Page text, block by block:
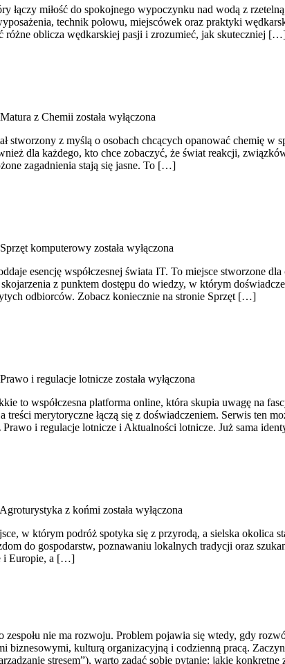
łączy miłość do spokojnego wypoczynku nad wodą z
technik połowu, miejscówek oraz praktyki
różne oblicza wędkarskiej pasji i zrozumieć, jak skuteczniej
Matura z Chemii została wyłączona
stworzony z myślą o osobach chcących opanować chemię
dla każdego, kto chce zobaczyć, że świat reakcji,
zagadnienia stają się jasne. To […]
Sprzęt komputerowy została wyłączona
esencję współczesnej świata IT. To miejsce stworzone
z punktem dostępu do wiedzy, w którym
odbiorców. Zobacz koniecznie na stronie Sprzęt […]
Prawo i regulacje lotnicze została wyłączona
to współczesna platforma online, która skupia uwagę na
merytoryczne łączą się z doświadczeniem. Serwis ten
i regulacje lotnicze i Aktualności lotnicze. Już sama
Agroturystyka z końmi została wyłączona
w którym podróż spotyka się z przyrodą, a sielska okolica
do gospodarstw, poznawaniu lokalnych tradycji oraz
i Europie, a […]
zespołu nie ma rozwoju. Problem pojawia się wtedy, gdy
biznesowymi, kulturą organizacyjną i codzienną pracą.
stresem”), warto zadać sobie pytanie: jakie